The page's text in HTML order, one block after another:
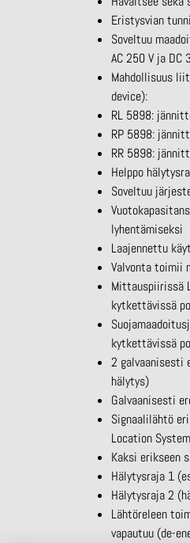
Eristysvian
Soveltuu
AC 250 V ja DC
Mahdollisuus
device):
RL 5898:
RP 5898:
RR 5898:
Helppo
Soveltuu
lyhentämiseksi
Laajennettu
Valvonta toimii
Mittauspiirissä
kytkettävissä
kytkettävissä
2 galvaanisesti
hälytys)
Galvaanisesti
Signaalilähtö
Location System
Kaksi erikseen
Hälytysraja 1
Hälytysraja 2
Lähtöreleen
vapautuu (de-